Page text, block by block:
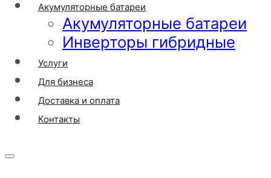
Акумуляторные батареи
Акумуляторные батареи
Инверторы гибридные
Услуги
Для бизнеса
Доставка и оплата
Контакты